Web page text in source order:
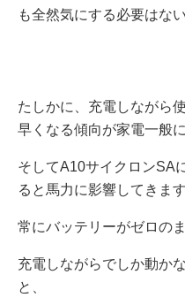
も全然気にする必要はない
たしかに、充電しながら
早くなる傾向が家電一般
そしてA10サイクロンSA
ると馬力に影響してきます
常にバッテリーがゼロの
充電しながらでしか動か
と、